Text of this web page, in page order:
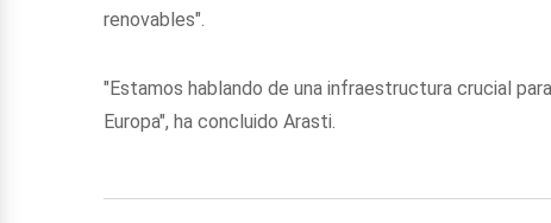
renovables".
"Estamos hablando de una infraestructura crucial
Europa", ha concluido Arasti.